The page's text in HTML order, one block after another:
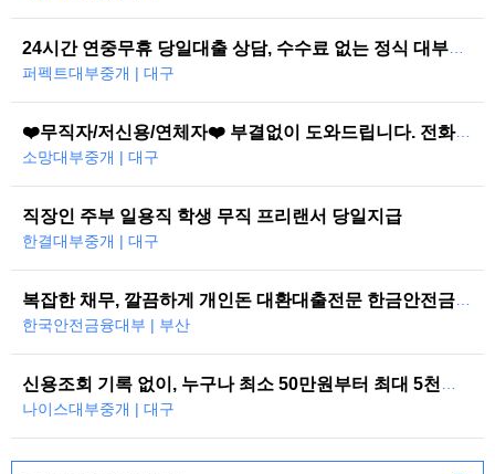
퍼펙트대부중개 | 대구
❤️무직자/저신용/연체자❤️ 부결없이 도와드립니다. 전화한통으로 당일즉시…
소망대부중개 | 대구
직장인 주부 일용직 학생 무직 프리랜서 당일지급
한결대부중개 | 대구
한국안전금융대부 | 부산
나이스대부중개 | 대구